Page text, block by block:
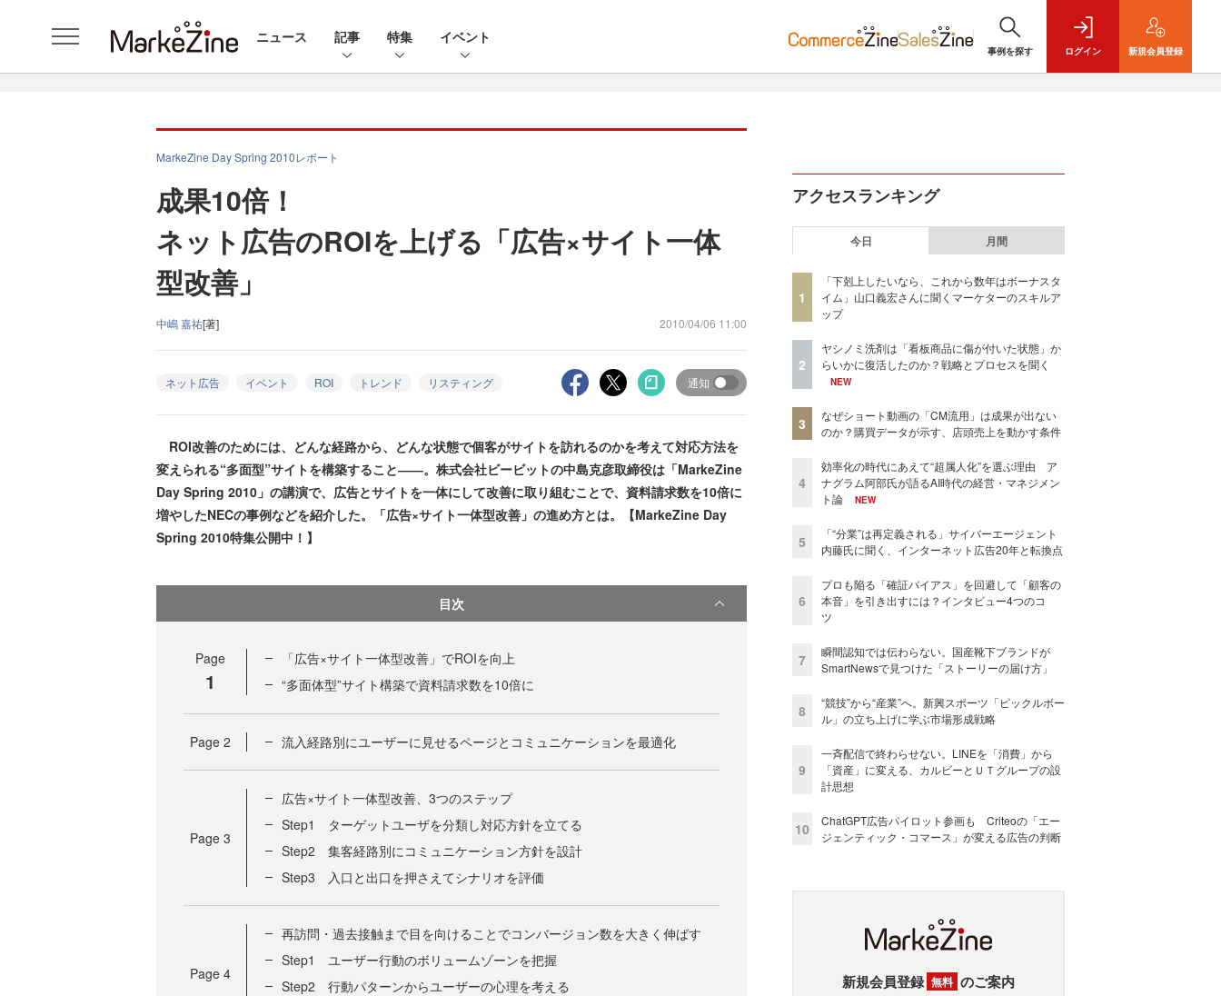
ニュース 記事 特集 イベント
事例を探す ログイン 新規会員登録
MarkeZine Day Spring 2010レポート
成果10倍！
ネット広告のROIを上げる「広告×サイト一体
型改善」
中嶋 嘉祐[著] 2010/04/06 11:00
ネット広告 イベント ROI トレンド リスティング 通知
ROI改善のためには、どんな経路から、どんな状態で個客がサイトを訪れるのかを考えて対応方法を
変えられる“多面型”サイトを構築すること――。株式会社ビービットの中島克彦取締役は「MarkeZine
Day Spring 2010」の講演で、広告とサイトを一体にして改善に取り組むことで、資料請求数を10倍に
増やしたNECの事例などを紹介した。「広告×サイト一体型改善」の進め方とは。【MarkeZine Day
Spring 2010特集公開中！】
目次
Page
1
「広告×サイト一体型改善」でROIを向上
“多面体型”サイト構築で資料請求数を10倍に
Page 2 流入経路別にユーザーに見せるページとコミュニケーションを最適化
Page 3
広告×サイト一体型改善、3つのステップ
Step1 ターゲットユーザを分類し対応方針を立てる
Step2 集客経路別にコミュニケーション方針を設計
Step3 入口と出口を押さえてシナリオを評価
Page 4
再訪問・過去接触まで目を向けることでコンバージョン数を大きく伸ばす
Step1 ユーザー行動のボリュームゾーンを把握
Step2 行動パターンからユーザーの心理を考える
アクセスランキング
今日 月間
1
「下剋上したいなら、これから数年はボーナスタ
イム」山口義宏さんに聞くマーケターのスキルア
ップ
2
ヤシノミ洗剤は「看板商品に傷が付いた状態」か
らいかに復活したのか？戦略とプロセスを聞く
NEW
3
なぜショート動画の「CM流用」は成果が出ない
のか？購買データが示す、店頭売上を動かす条件
4
効率化の時代にあえて“超属人化”を選ぶ理由 ア
ナグラム阿部氏が語るAI時代の経営・マネジメン
ト論
NEW
5
「“分業”は再定義される」サイバーエージェント
内藤氏に聞く、インターネット広告20年と転換点
6
プロも陥る「確証バイアス」を回避して「顧客の
本音」を引き出すには？インタビュー4つのコ
ツ
7
瞬間認知では伝わらない。国産靴下ブランドが
SmartNewsで見つけた「ストーリーの届け方」
8
“競技”から“産業”へ。新興スポーツ「ピックルボー
ル」の立ち上げに学ぶ市場形成戦略
9
一斉配信で終わらせない。LINEを「消費」から
「資産」に変える、カルビーとＵＴグループの設
計思想
10
ChatGPT広告パイロット参画も Criteoの「エー
ジェンティック・コマース」が変える広告の判断
新規会員登録 無料 のご案内